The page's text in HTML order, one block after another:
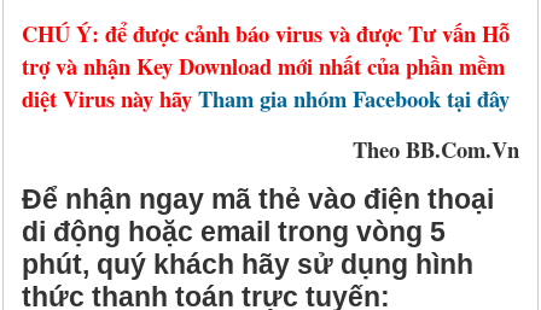
CHÚ Ý: để được cảnh báo virus và được Tư vấn Hỗ
trợ và nhận Key Download mới nhất của phần mềm
diệt Virus này hãyTham gia nhóm Facebook tại đây
Theo BB.Com.Vn
Để nhận ngay mã thẻ vào điện thoại
di động hoặc email trong vòng 5
phút, quý khách hãy sử dụng hình
thức thanh toán trực tuyến: